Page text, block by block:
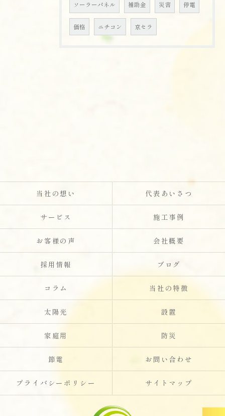
ソーラーパネル 補助金 災害 停電
価格 ニチコン 京セラ
当社の想い 代表あいさつ
サービス 施工事例
お客様の声 会社概要
採用情報 ブログ
コラム 当社の特徴
太陽光 設置
家庭用 防災
節電 お問い合わせ
プライバシーポリシー サイトマップ